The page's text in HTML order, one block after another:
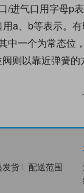
/进气口用字母p
a、b等表示。
中一个为常态位
则以靠近弹簧
发货 配送范围